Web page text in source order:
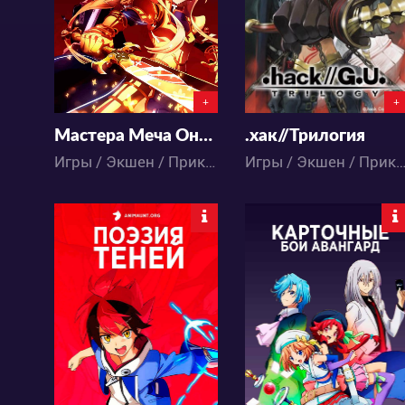
17 19
+
Мастера Меча Онлайн: Алисизация — Война в Подмирье. Рекап
Игры / Экшен / Приключения / Романтика / Фэнтези / Аниме
1 0
+
.хак//Трилогия
Игры / Экшен / Приключения / Фантастика / Фэнтези / Аниме
22010
11 12
37977
5 303